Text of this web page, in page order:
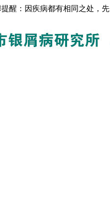
醒：因疾病都有相同之处，